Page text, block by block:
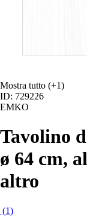
Mostra tutto (+1)
ID: 729226
EMKO
Tavolino
ø 64 cm,
altro
(1)